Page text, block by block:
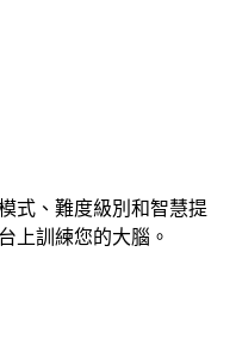
式、難度級別和智慧提
上訓練您的大腦。